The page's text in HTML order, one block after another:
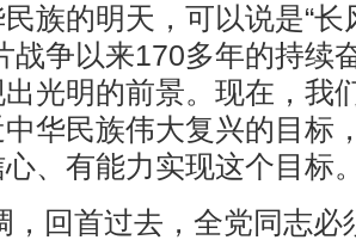
族的明天，可以说是“长
战争以来170多年的持续
光明的前景。现在，我
华民族伟大复兴的目标
、有能力实现这个目标
，回首过去，全党同志必